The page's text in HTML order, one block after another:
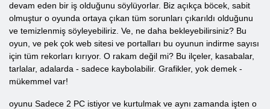
devam eden bir iş olduğunu söylüyorlar. Biz açıkça böcek, sabit
olmuştur o oyunda ortaya çıkan tüm sorunları çıkarıldı olduğunu
ve temizlenmiş söyleyebiliriz. Ve, ne daha bekleyebilirsiniz? Bu
oyun, ve pek çok web sitesi ve portalları bu oyunun indirme sayısı
için tüm rekorları kırıyor. O rakam değil mi? Bu ilçeler, kasabalar,
tarlalar, adalarda - sadece kaybolabilir. Grafikler, yok demek -
mükemmel var!
oyunu Sadece 2 PC istiyor ve kurtulmak ve aynı zamanda işten o